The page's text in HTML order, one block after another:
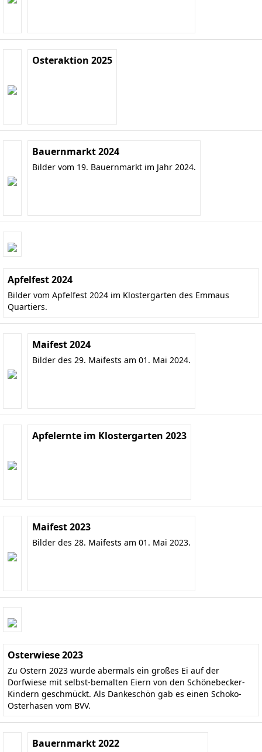
Osteraktion 2025
Bauernmarkt 2024
Bilder vom 19. Bauernmarkt im Jahr 2024.
Apfelfest 2024
Bilder vom Apfelfest 2024 im Klostergarten des Emmaus
Quartiers.
Maifest 2024
Bilder des 29. Maifests am 01. Mai 2024.
Apfelernte im Klostergarten 2023
Maifest 2023
Bilder des 28. Maifests am 01. Mai 2023.
Osterwiese 2023
Zu Ostern 2023 wurde abermals ein großes Ei auf der
Dorfwiese mit selbst-bemalten Eiern von den Schönebecker-
Kindern geschmückt. Als Dankeschön gab es einen Schoko-
Osterhasen vom BVV.
Bauernmarkt 2022